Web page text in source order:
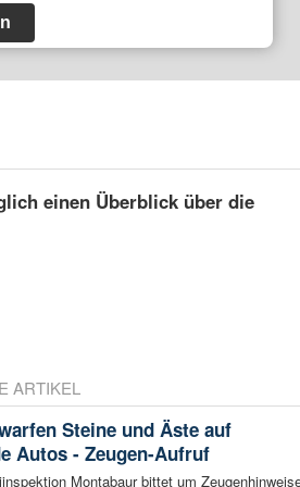
einen Überblick über die
ARTIKEL
Steine und Äste auf
Autos - Zeugen-Aufruf
Montabaur bittet um